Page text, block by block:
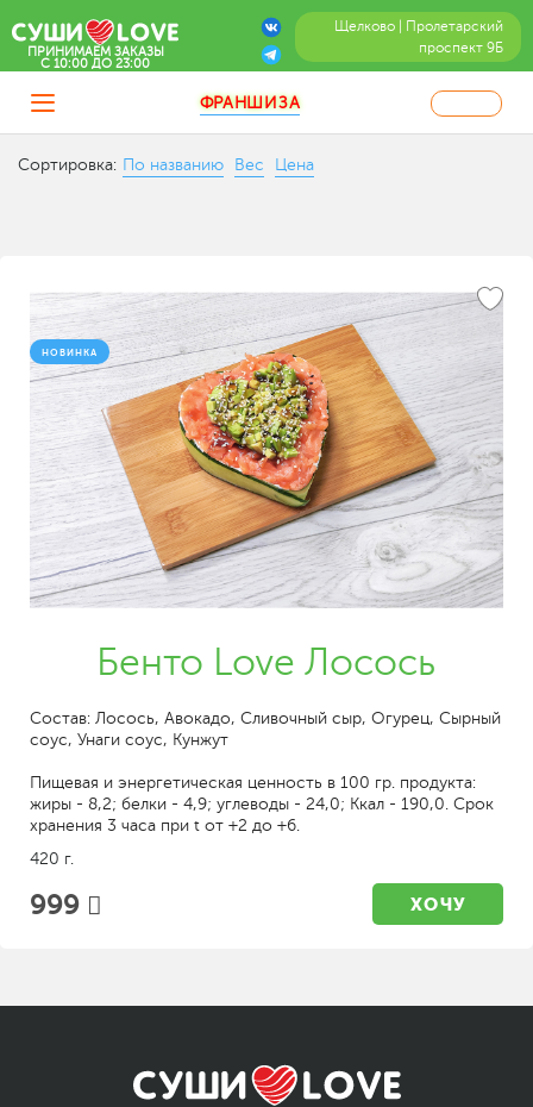
Щелково | Пролетарский
проспект 9Б
ПРИНИМАЕМ ЗАКАЗЫ
C 10:00 ДО 23:00
ФРАНШИЗА
Сортировка: По названию Вес Цена
НОВИНКА
Бенто Love Лосось
Состав: Лосось, Авокадо, Сливочный сыр, Огурец, Сырный
соус, Унаги соус, Кунжут
Пищевая и энергетическая ценность в 100 гр. продукта:
жиры - 8,2; белки - 4,9; углеводы - 24,0; Ккал - 190,0. Срок
хранения 3 часа при t от +2 до +6.
420 г.
999 ХОЧУ